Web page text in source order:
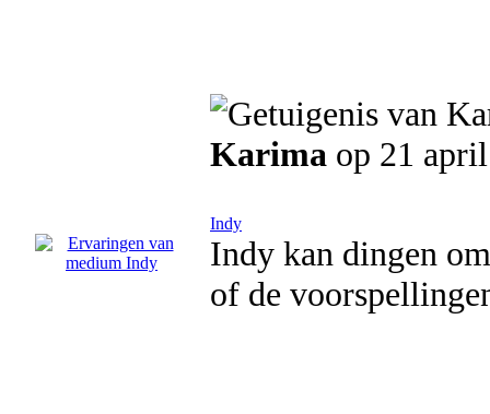
Karima op 21
Indy
Indy kan dingen
of de